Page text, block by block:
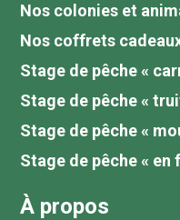
Nos colonies et
Nos coffrets
Stage de pêche «
Stage de pêche «
Stage de pêche «
Stage de pêche « en
À propos